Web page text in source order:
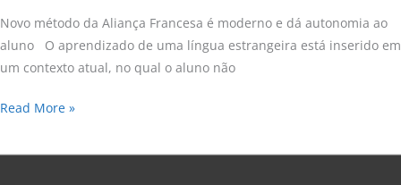
Novo método da Aliança Francesa é moderno e dá autonomia ao
aluno O aprendizado de uma língua estrangeira está inserido em
um contexto atual, no qual o aluno não
Read More »